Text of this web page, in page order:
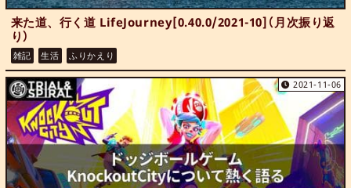
来た道、行く道 LifeJourney[0.40.0/2021-10]（月次振り返
り）
雑記 生活 ふりかえり
2021-11-06